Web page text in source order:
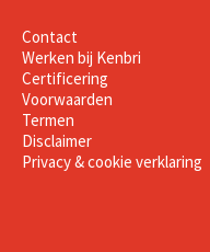
Contact
Werken bij Kenbri
Certificering
Voorwaarden
Termen
Disclaimer
Privacy & cookie verklaring